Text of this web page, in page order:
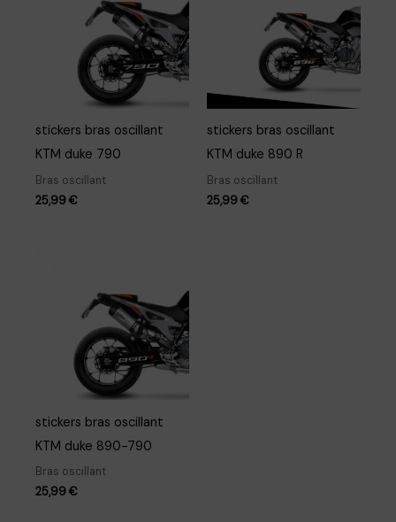
stickers bras oscillant
KTM duke 790
Bras oscillant
25,99€
stickers bras oscillant
KTM duke 890 R
Bras oscillant
25,99€
stickers bras oscillant
KTM duke 890-790
Bras oscillant
25,99€